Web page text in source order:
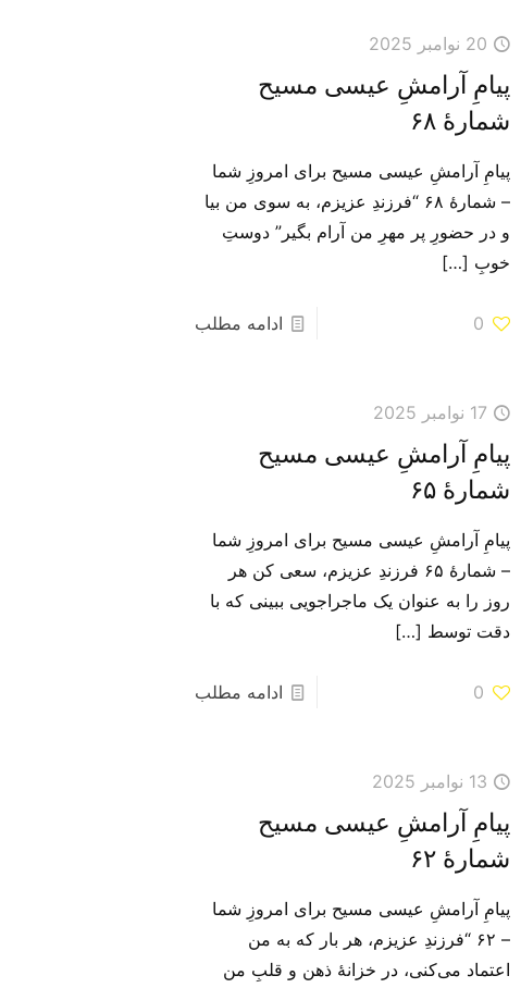
20 نوامبر 2025
پیامِ آرامشِ عیسی مسیح
شمارهٔ ۶۸
پیامِ آرامشِ عیسی مسیح برای امروزِ شما
– شمارهٔ ۶۸ “فرزندِ عزیزم، به سوی من بیا
و در حضورِ پر مهرِ من آرام بگیر” دوستِ
خوبِ […]
0 ادامه مطلب
17 نوامبر 2025
پیامِ آرامشِ عیسی مسیح
شمارهٔ ۶۵
پیامِ آرامشِ عیسی مسیح برای امروزِ شما
– شمارهٔ ۶۵ فرزندِ عزیزم، سعی کن هر
روز را به عنوان یک ماجراجویی ببینی که با
دقت توسط […]
0 ادامه مطلب
13 نوامبر 2025
پیامِ آرامشِ عیسی مسیح
شمارهٔ ۶۲
پیامِ آرامشِ عیسی مسیح برای امروزِ شما
– ۶۲ “فرزندِ عزیزم، هر بار که به من
اعتماد می‌‌کنی، در خزانهٔ ذهن و قلبِ من